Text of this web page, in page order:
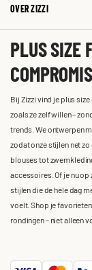
OVER ZIZZI
PLUS SIZE
Bij Zizzi vind je plus
zoals ze zelf willen –
trends. We ontwerpen
zodat onze stijlen net zo
blouses tot
accessoires. Of je nu
stijlen die de hele dag
voelt. Shop je
rondingen – niet alleen